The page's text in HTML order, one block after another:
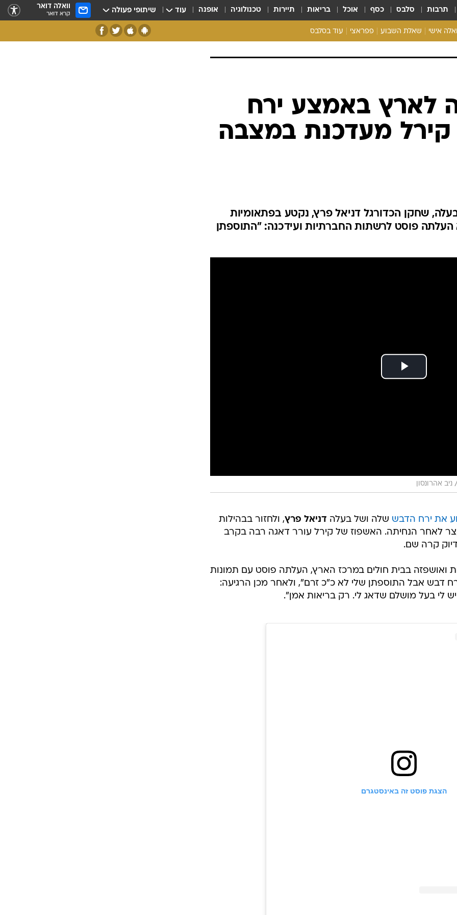
תרבות סלבס כסף אוכל בריאות תיירות טכנולוגיה אופנה עוד שיתופי פעולה וואלה דואר
קרא דואר
וואלה אישי שאלת השבוע פפראצי עוד בסלבס
רכלו לנו
לארץ באמצע ירח
מעדכנת במצבה
שחקן הכדורגל דניאל פרץ, נקטע בפתאומיות
פוסט לרשתות החברתיות ועידכנה: "התוספתן
ניב אהרונסון
את ירח הדבש שלה ושל בעלה דניאל פרץ, ולחזור בבהילות
לאחר הנחיתה. האשפוז של קירל עורר דאגה רבה בקרב
קרה שם.
ואושפזה בבית חולים במרכז הארץ, העלתה פוסט עם תמונות
דבש אבל התוספתן שלי לא כ"כ זרם", ולאחר מכן הרגיעה:
לי בעל מושלם שדאג לי. רק בריאות אמן".
הצגת פוסט זה באינסטגרם